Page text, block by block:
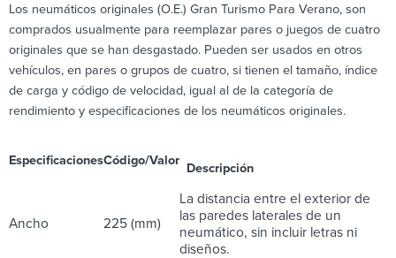
Los neumáticos originales (O.E.) Gran Turismo Para Verano, son
comprados usualmente para reemplazar pares o juegos de cuatro
originales que se han desgastado. Pueden ser usados en otros
vehículos, en pares o grupos de cuatro, si tienen el tamaño, índice
de carga y código de velocidad, igual al de la categoría de
rendimiento y especificaciones de los neumáticos originales.
EspecificacionesCódigo/Valor
Descripción
Ancho 225 (mm)
La distancia entre el exterior de
las paredes laterales de un
neumático, sin incluir letras ni
diseños.